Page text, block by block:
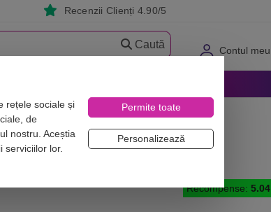
Recenzii Clienți 4.90/5
Contul meu
Caută
lumini
Recompense:5.04
rețele sociale și
de
nostru. Aceștia
serviciilor lor.
Permite toate
Personalizează